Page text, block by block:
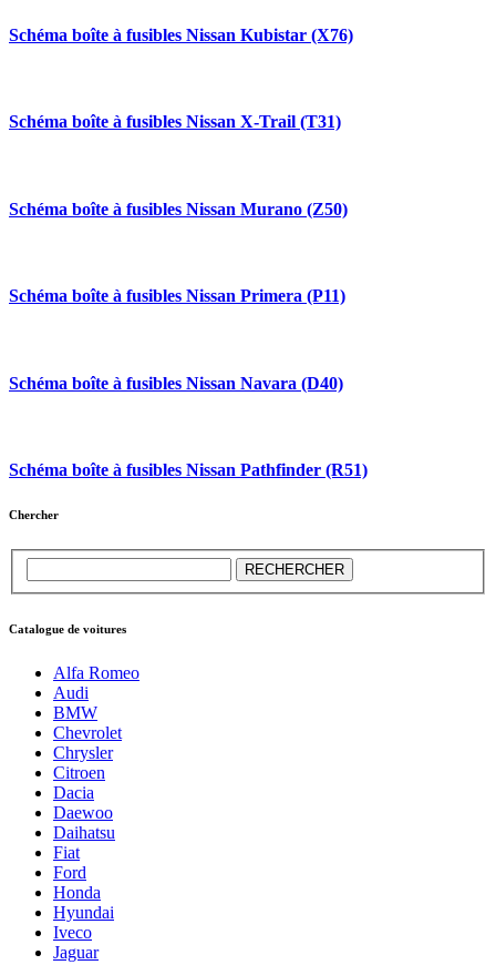
Schéma boîte à fusibles Nissan Kubistar (X76)
Schéma boîte à fusibles Nissan X-Trail (T31)
Schéma boîte à fusibles Nissan Murano (Z50)
Schéma boîte à fusibles Nissan Primera (P11)
Schéma boîte à fusibles Nissan Navara (D40)
Schéma boîte à fusibles Nissan Pathfinder (R51)
Chercher
Catalogue de voitures
Alfa Romeo
Audi
BMW
Chevrolet
Chrysler
Citroen
Dacia
Daewoo
Daihatsu
Fiat
Ford
Honda
Hyundai
Iveco
Jaguar